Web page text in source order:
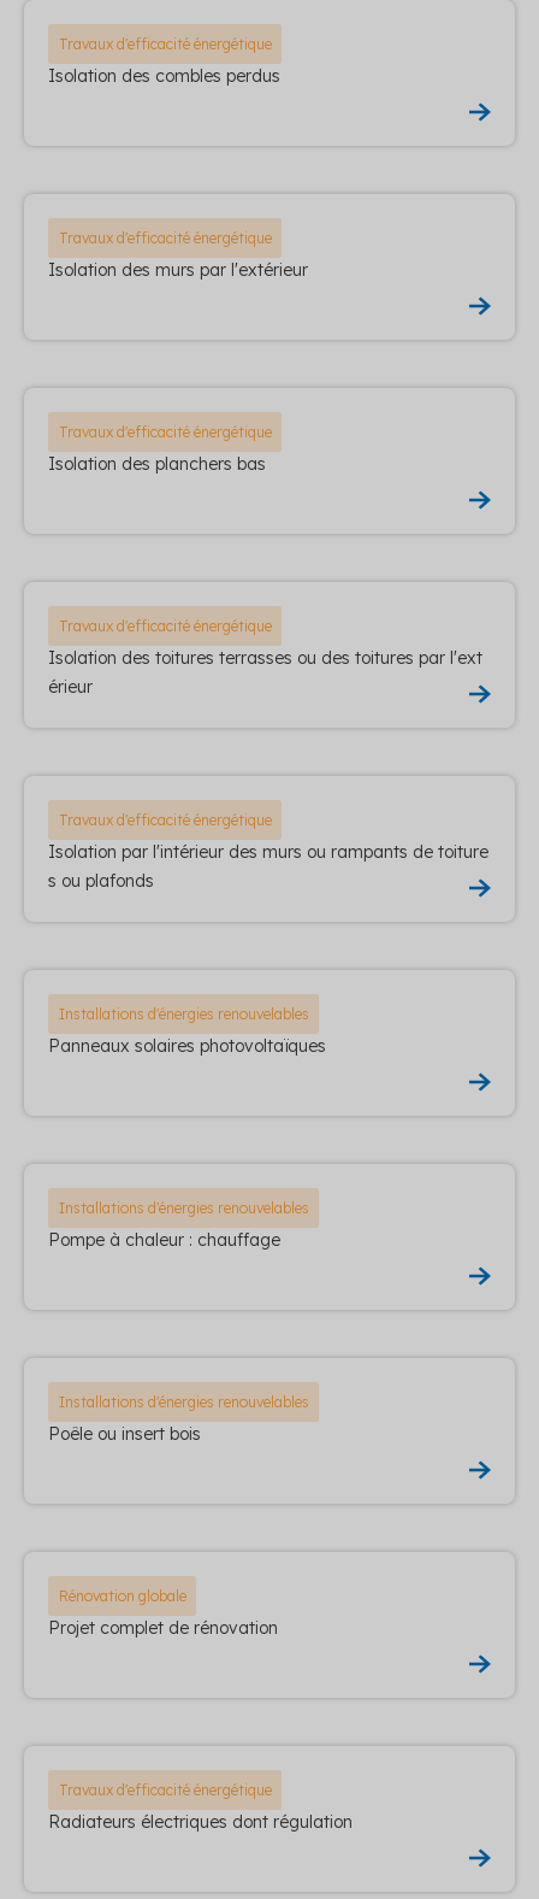
Travaux d'efficacité énergétique
Isolation des combles perdus
Travaux d'efficacité énergétique
Isolation des murs par l'extérieur
Travaux d'efficacité énergétique
Isolation des planchers bas
Travaux d'efficacité énergétique
Isolation des toitures terrasses ou des toitures par l'ext
érieur
Travaux d'efficacité énergétique
Isolation par l'intérieur des murs ou rampants de toiture
s ou plafonds
Installations d'énergies renouvelables
Panneaux solaires photovoltaïques
Installations d'énergies renouvelables
Pompe à chaleur : chauffage
Installations d'énergies renouvelables
Poêle ou insert bois
Rénovation globale
Projet complet de rénovation
Travaux d'efficacité énergétique
Radiateurs électriques dont régulation